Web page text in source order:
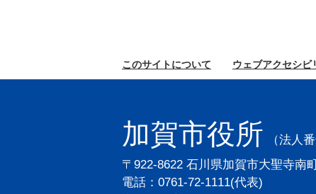
このサイトについて ウェブアクセシビ
加賀市役所
（法人
〒922-8622 石川県加賀市大聖寺南
電話：0761-72-1111(代表)